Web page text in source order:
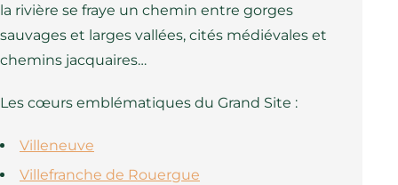
la rivière se fraye un chemin entre gorges
sauvages et larges vallées, cités médiévales et
chemins jacquaires…
Les cœurs emblématiques du Grand Site :
Villeneuve
Villefranche de Rouergue